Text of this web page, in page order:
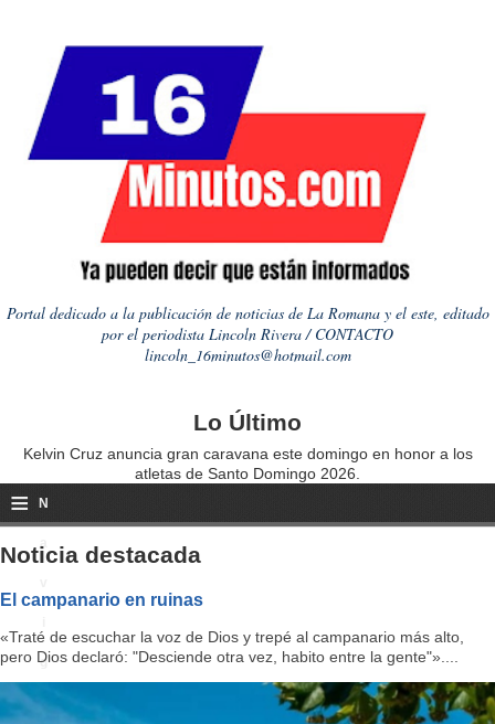
Portal dedicado a la publicación de noticias de La Romana y el este, editado
por el periodista Lincoln Rivera / CONTACTO
lincoln_16minutos@hotmail.com
Lo Último
Kelvin Cruz anuncia gran caravana este domingo en honor a los
atletas de Santo Domingo 2026.
≡ N
a
g
a
Noticia destacada
El campanario en ruinas
«Traté de escuchar la voz de Dios y trepé al campanario más alto,
pero Dios declaró: "Desciende otra vez, habito entre la gente"»....